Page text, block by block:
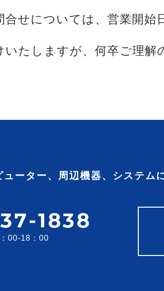
せについては、営業開
たしますが、何卒ご理解
ーター、周辺機器、システム
00-18：00